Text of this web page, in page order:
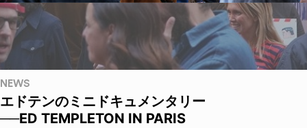
NEWS
エドテンのミニドキュメンタリー
──ED TEMPLETON IN PARIS